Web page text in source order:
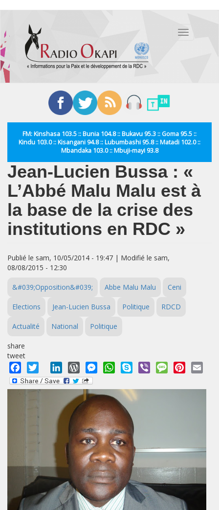
contenu
principal
Toggle
FM: Kinshasa 103.5 :: Bunia 104.8 :: Bukavu 95.3 :: Goma 95.5 ::
Kindu 103.0 :: Kisangani 94.8 :: Lubumbashi 95.8 :: Matadi 102.0 ::
Mbandaka 103.0 :: Mbuji-mayi 93.8
Jean-Lucien Bussa : «
L’Abbé Malu Malu est à
la base de la crise des
institutions en RDC »
Publié le sam, 10/05/2014 - 19:47 | Modifié le sam,
08/08/2015 - 12:30
&#039;Opposition&#039; Abbe Malu Malu Ceni
Elections Jean-Lucien Bussa Politique RDCD
Actualité National Politique
share
tweet
Facebook
Twitter LinkedInWordPressMessengerWhatsApp
Skype Viber MessagePinterest